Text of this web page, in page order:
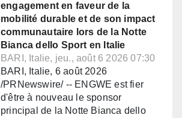
engagement en faveur de la
mobilité durable et de son impact
communautaire lors de la Notte
Bianca dello Sport en Italie
BARI, Italie, jeu., août 6 2026 07:30
BARI, Italie, 6 août 2026
/PRNewswire/ -- ENGWE est fier
d'être à nouveau le sponsor
principal de la Notte Bianca dello